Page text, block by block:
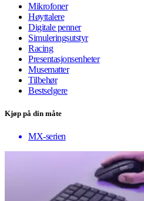
Mikrofoner
Høyttalere
Digitale penner
Simuleringsutstyr
Racing
Presentasjonsenheter
Musematter
Tilbehør
Bestselgere
Kjøp på din måte
MX-serien